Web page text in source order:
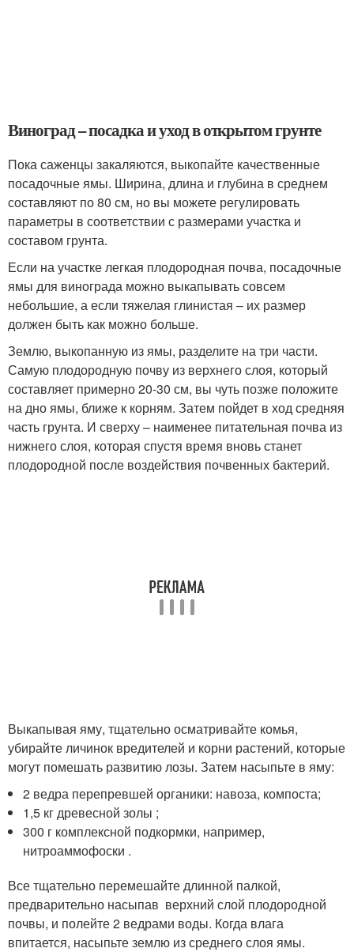
Виноград – посадка и уход в открытом грунте
Пока саженцы закаляются, выкопайте качественные
посадочные ямы. Ширина, длина и глубина в среднем
составляют по 80 см, но вы можете регулировать
параметры в соответствии с размерами участка и
составом грунта.
Если на участке легкая плодородная почва, посадочные
ямы для винограда можно выкапывать совсем
небольшие, а если тяжелая глинистая – их размер
должен быть как можно больше.
Землю, выкопанную из ямы, разделите на три части.
Самую плодородную почву из верхнего слоя, который
составляет примерно 20-30 см, вы чуть позже положите
на дно ямы, ближе к корням. Затем пойдет в ход средняя
часть грунта. И сверху – наименее питательная почва из
нижнего слоя, которая спустя время вновь станет
плодородной после воздействия почвенных бактерий.
Выкапывая яму, тщательно осматривайте комья,
убирайте личинок вредителей и корни растений, которые
могут помешать развитию лозы. Затем насыпьте в яму:
2 ведра перепревшей органики: навоза, компоста;
1,5 кг древесной золы ;
300 г комплексной подкормки, например,
нитроаммофоски .
Все тщательно перемешайте длинной палкой,
предварительно насыпав верхний слой плодородной
почвы, и полейте 2 ведрами воды. Когда влага
впитается, насыпьте землю из среднего слоя ямы.